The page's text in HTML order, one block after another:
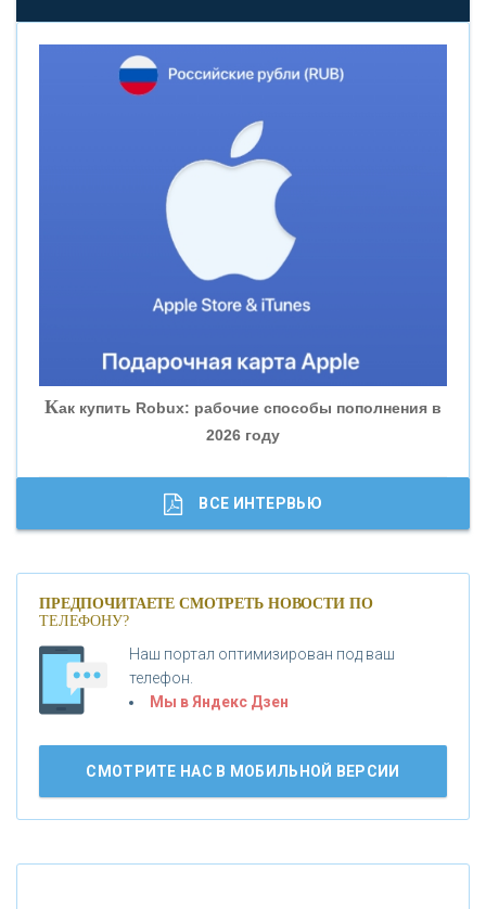
«НОВИКОМБАНК»
«ВНЕШПРОМБАНК»
«БАНК ГЛОБЭКС»
«СОВКОМБАНК»
«ГАЗПРОМБАНК»
«МОСКОВСКИЙ КРЕДИТНЫЙ БАНК»
«БАНК ВОЗРОЖДЕНИЕ»
АО «КРЕДИТ ЕВРОПА БАНК»
Как купить Robux: рабочие способы пополнения в
2026 году
Банки.ру обновил логотип впервые за 19 лет -
ВСЕ ИНТЕРВЬЮ
ПРЕДПОЧИТАЕТЕ СМОТРЕТЬ НОВОСТИ ПО
ТЕЛЕФОНУ?
Наш портал оптимизирован под ваш
телефон.
Мы в Яндекс Дзен
СМОТРИТЕ НАС В МОБИЛЬНОЙ ВЕРСИИ